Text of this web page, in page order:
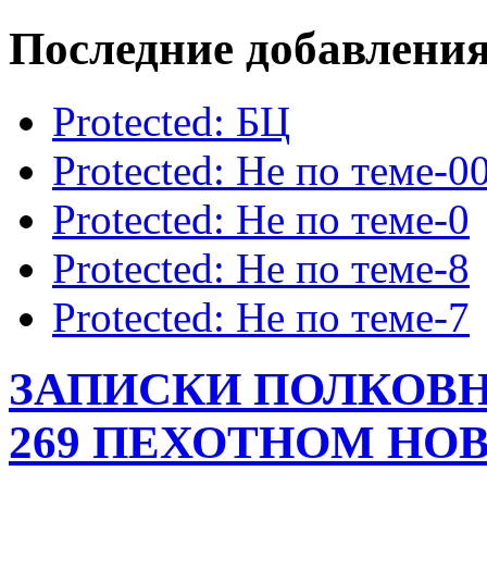
Последние
Protected: БЦ
Protected: Не по теме-
Protected: Не по теме-0
Protected: Не по теме-8
Protected: Не по теме-7
ЗАПИСКИ
269 ПЕХОТНОМ